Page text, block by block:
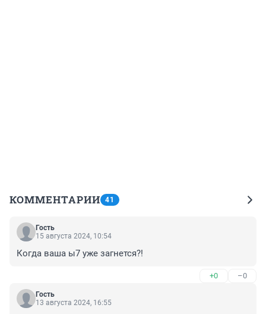
КОММЕНТАРИИ 41
Гость
15 августа 2024, 10:54
Когда ваша ы7 уже загнется?!
+0 –0
Гость
13 августа 2024, 16:55